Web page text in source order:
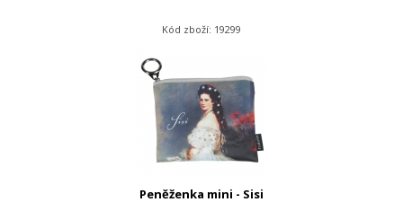
Kód zboží: 19299
Peněženka mini - Sisi